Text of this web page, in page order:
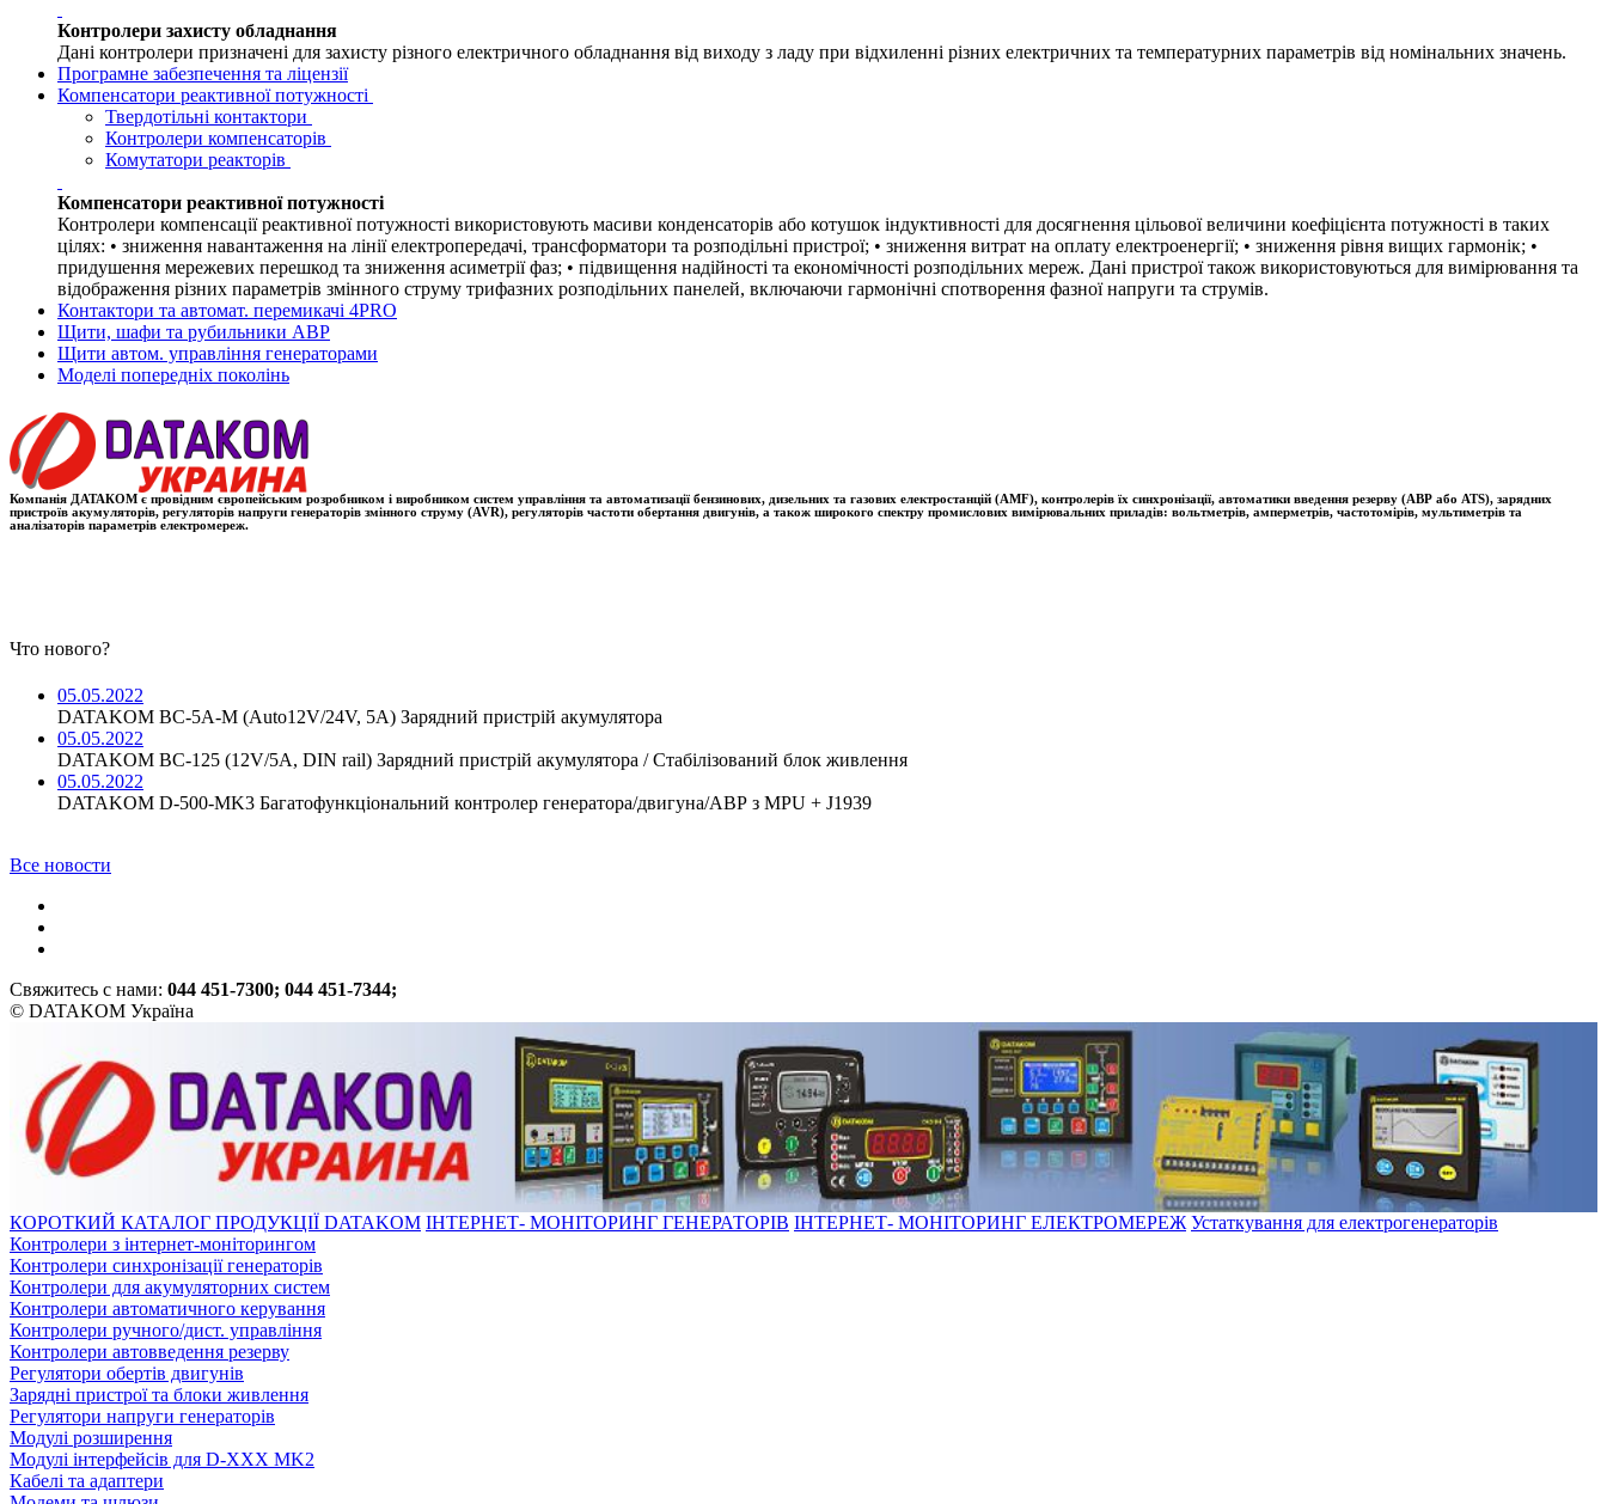
Контролери захисту обладнання
Дані контролери призначені для захисту різного електричного обладнання від виходу з ладу при відхиленні різних електричних та температурних параметрів від номінальних значень.
Програмне забезпечення та ліцензії
Компенсатори реактивної потужності
Твердотільні контактори
Контролери компенсаторів
Комутатори реакторів
Компенсатори реактивної потужності
Контролери компенсації реактивної потужності використовують масиви конденсаторів або котушок індуктивності для досягнення цільової величини коефіцієнта потужності в таких
цілях: • зниження навантаження на лінії електропередачі, трансформатори та розподільні пристрої; • зниження витрат на оплату електроенергії; • зниження рівня вищих гармонік; •
придушення мережевих перешкод та зниження асиметрії фаз; • підвищення надійності та економічності розподільних мереж. Дані пристрої також використовуються для вимірювання та
відображення різних параметрів змінного струму трифазних розподільних панелей, включаючи гармонічні спотворення фазної напруги та струмів.
Контактори та автомат. перемикачі 4PRO
Щити, шафи та рубильники АВР
Щити автом. управління генераторами
Моделі попередніх поколінь
Компанія ДАТАКОМ є провідним європейським розробником і виробником систем управління та автоматизації бензинових, дизельних та газових електростанцій (AMF), контролерів їх синхронізації, автоматики введення резерву (АВР або ATS), зарядних
пристроїв акумуляторів, регуляторів напруги генераторів змінного струму (AVR), регуляторів частоти обертання двигунів, а також широкого спектру промислових вимірювальних приладів: вольтметрів, амперметрів, частотомірів, мультиметрів та
аналізаторів параметрів електромереж.
Что нового?
05.05.2022
DATAKOM BC-5A-M (Auto12V/24V, 5A) Зарядний пристрій акумулятора
05.05.2022
DATAKOM BC-125 (12V/5A, DIN rail) Зарядний пристрій акумулятора / Стабілізований блок живлення
05.05.2022
DATAKOM D-500-MK3 Багатофункціональний контролер генератора/двигуна/АВР з MPU + J1939
Все новости
Свяжитесь с нами: 044 451-7300; 044 451-7344;
© DATAKOM Україна
КОРОТКИЙ КАТАЛОГ ПРОДУКЦІЇ DATAKOM ІНТЕРНЕТ- МОНІТОРИНГ ГЕНЕРАТОРІВ ІНТЕРНЕТ- МОНІТОРИНГ ЕЛЕКТРОМЕРЕЖ Устаткування для електрогенераторів
Контролери з інтернет-моніторингом
Контролери синхронізації генераторів
Контролери для акумуляторних систем
Контролери автоматичного керування
Контролери ручного/дист. управління
Контролери автовведення резерву
Регулятори обертів двигунів
Зарядні пристрої та блоки живлення
Регулятори напруги генераторів
Модулі розширення
Модулі інтерфейсів для D-XXX MK2
Кабелі та адаптери